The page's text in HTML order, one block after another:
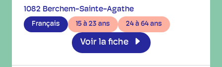
1082 Berchem-Sainte-Agathe
Français 15 à 23 ans 24 à 64 ans
Voir la fiche